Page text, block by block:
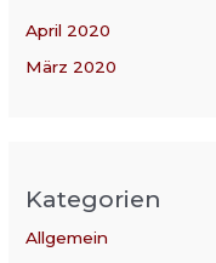
April 2020
März 2020
Kategorien
Allgemein